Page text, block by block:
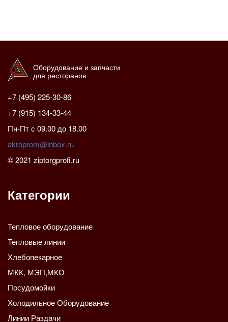
Оборудование и запчасти
для ресторанов
+7 (495) 225-30-86
+7 (915) 134-33-44
Пн-Пт с 09.00 до 18.00
akroprom@inbox.ru
© 2021 ziptorgprofi.ru
Категории
Тепловое оборудование
Тепловые линии
Хлебопекарное
МКК, МЭП,МКО
Посудомойки
Холодильное Оборудование
Линии Раздачи